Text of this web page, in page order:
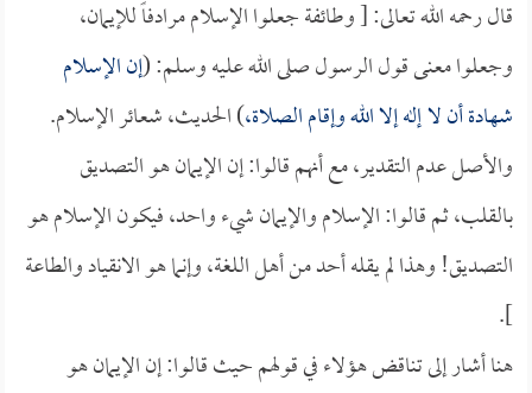
قال رحمه الله تعالى: [ وطائفة جعلوا الإسلام مرادفاً للإيمان،
وجعلوا معنى قول الرسول صلى الله عليه وسلم: (إن الإسلام
شهادة أن لا إله إلا الله وإقام الصلاة،) الحديث، شعائر الإسلام.
والأصل عدم التقدير، مع أنهم قالوا: إن الإيمان هو التصديق
بالقلب، ثم قالوا: الإسلام والإيمان شيء واحد، فيكون الإسلام هو
التصديق! وهذا لم يقله أحد من أهل اللغة، وإنما هو الانقياد والطاعة
].
هنا أشار إلى تناقض هؤلاء في قولهم حيث قالوا: إن الإيمان هو